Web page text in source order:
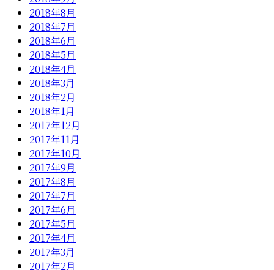
2018年8月
2018年7月
2018年6月
2018年5月
2018年4月
2018年3月
2018年2月
2018年1月
2017年12月
2017年11月
2017年10月
2017年9月
2017年8月
2017年7月
2017年6月
2017年5月
2017年4月
2017年3月
2017年2月